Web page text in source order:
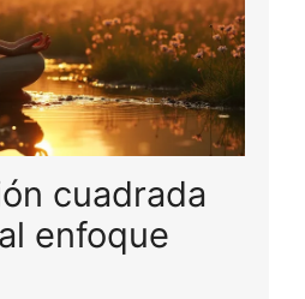
cuadrada
enfoque